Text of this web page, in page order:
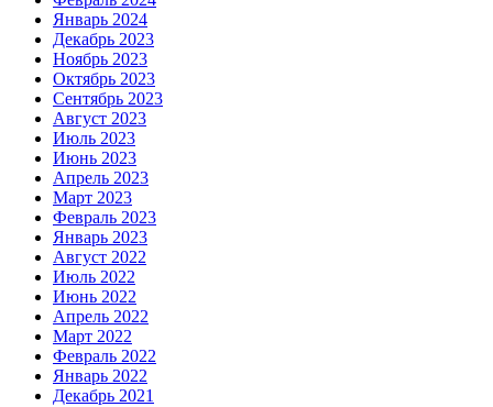
Январь 2024
Декабрь 2023
Ноябрь 2023
Октябрь 2023
Сентябрь 2023
Август 2023
Июль 2023
Июнь 2023
Апрель 2023
Март 2023
Февраль 2023
Январь 2023
Август 2022
Июль 2022
Июнь 2022
Апрель 2022
Март 2022
Февраль 2022
Январь 2022
Декабрь 2021